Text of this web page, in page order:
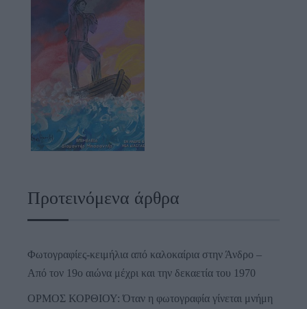
Προτεινόμενα άρθρα
Φωτογραφίες-κειμήλια από καλοκαίρια στην Άνδρο –
Από τον 19ο αιώνα μέχρι και την δεκαετία του 1970
ΟΡΜΟΣ ΚΟΡΘΙΟΥ: Όταν η φωτογραφία γίνεται μνήμη